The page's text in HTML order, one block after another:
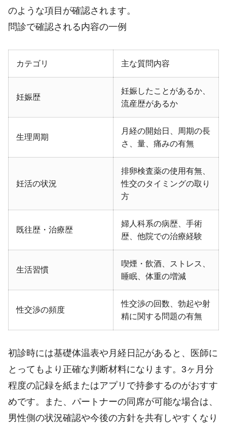
のような項目が確認されます。
問診で確認される内容の一例
カテゴリ 主な質問内容
妊娠歴
妊娠したことがあるか、
流産歴があるか
生理周期
月経の開始日、周期の長
さ、量、痛みの有無
妊活の状況
排卵検査薬の使用有無、
性交のタイミングの取り
方
既往歴・治療歴
婦人科系の病歴、手術
歴、他院での治療経験
生活習慣
喫煙・飲酒、ストレス、
睡眠、体重の増減
性交渉の頻度
性交渉の回数、勃起や射
精に関する問題の有無
初診時には基礎体温表や月経日記があると、医師に
とってもより正確な判断材料になります。3ヶ月分
程度の記録を紙またはアプリで持参するのがおすす
めです。また、パートナーの同席が可能な場合は、
男性側の状況確認や今後の方針を共有しやすくなり